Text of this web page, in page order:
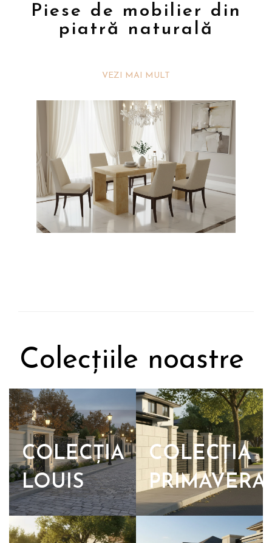
Piese de mobilier din
piatră naturală
VEZI MAI MULT
Colecțiile noastre
COLECȚIA
LOUIS
COLECȚIA
PRIMAVERA